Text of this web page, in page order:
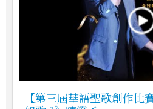
【第三屆華語聖歌創作比